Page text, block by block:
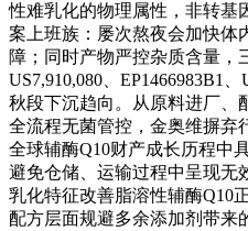
性难乳化的物理属性，非转基
案上班族：屡次熬夜会加快体
障；同时产物严控杂质含量，
US7,910,080、EP1466983B1
秋段下沉趋向。从原料进厂、
全流程无菌管控，金奥维摒弃
全球辅酶Q10财产成长历程中
避免仓储、运输过程中呈现无
乳化特征改善脂溶性辅酶Q10
配方层面规避多余添加剂带来